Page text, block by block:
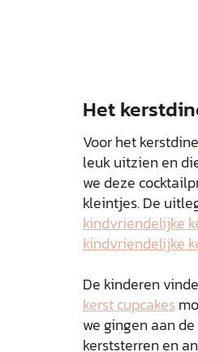
Het
Voor het
leuk uitzien en
we deze
kleintjes. De
kindvriendelijke
kindvriendelijke
De kinderen
kerst cupcakes
we gingen aan
kerststerren en